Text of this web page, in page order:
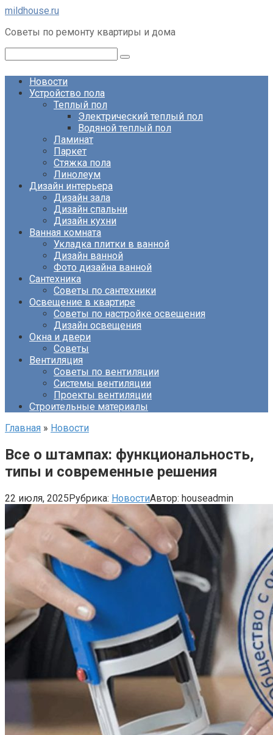
Перейти
контенту
mildhouse.ru
Советы по ремонту квартиры и дома
Новости
Устройство пола
Теплый пол
Электрический теплый пол
Водяной теплый пол
Ламинат
Паркет
Стяжка пола
Линолеум
Дизайн интерьера
Дизайн зала
Дизайн спальни
Дизайн кухни
Ванная комната
Укладка плитки в ванной
Дизайн ванной
Фото дизайна ванной
Сантехника
Советы по сантехники
Освещение в квартире
Советы по настройке освещения
Дизайн освещения
Окна и двери
Советы
Вентиляция
Советы по вентиляции
Системы вентиляции
Проекты вентиляции
Строительные материалы
Главная » Новости
Все о штампах: функциональность,
типы и современные решения
22 июля, 2025Рубрика: НовостиАвтор: houseadmin